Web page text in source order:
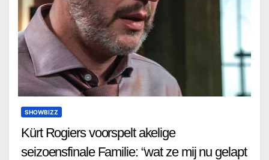
SHOWBIZZ
Kürt Rogiers voorspelt akelige
seizoensfinale Familie: “wat ze mij nu gelapt